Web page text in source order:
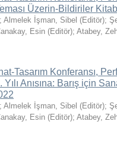
Üzerin-Bildiriler
; Almelek İşman, Sibel (Editör);
Esin (Editör); Atabey,
Tasarım Konferansı,
Anısına: Barış için
; Almelek İşman, Sibel (Editör);
Esin (Editör); Atabey,